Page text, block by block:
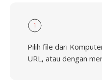
1
Pilih file dari
URL, atau dengan